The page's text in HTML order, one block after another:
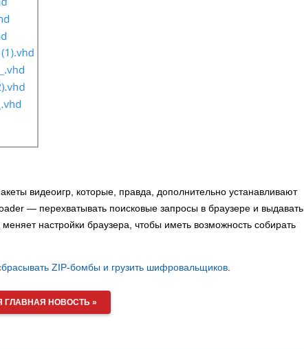
видеоигр, которые, правда, дополнительно устанавливают
— перехватывать поисковые запросы в браузере и выдавать
настройки браузера, чтобы иметь возможность собирать
ZIP-бомбы и грузить шифровальщиков
НОВОСТЬ »